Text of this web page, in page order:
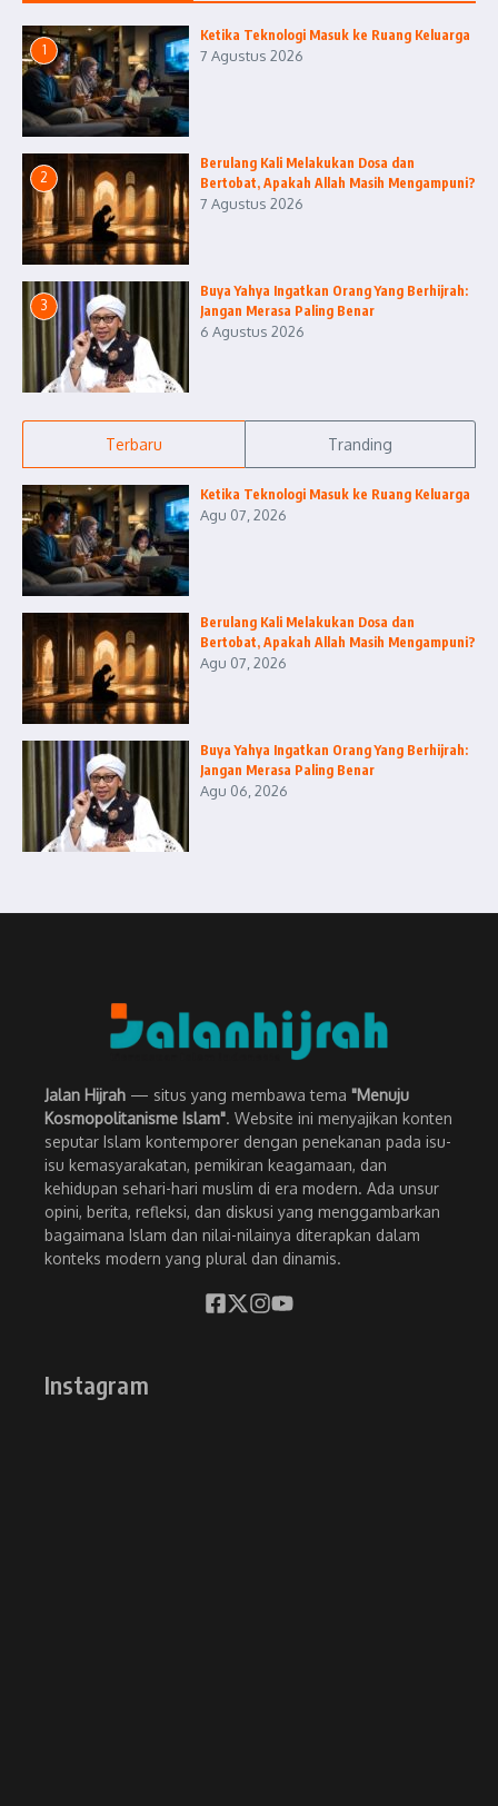
1
Ketika Teknologi Masuk ke Ruang Keluarga
7 Agustus 2026
2
Berulang Kali Melakukan Dosa dan
Bertobat, Apakah Allah Masih Mengampuni?
7 Agustus 2026
3
Buya Yahya Ingatkan Orang Yang Berhijrah:
Jangan Merasa Paling Benar
6 Agustus 2026
Terbaru Tranding
Ketika Teknologi Masuk ke Ruang Keluarga
Agu 07, 2026
Berulang Kali Melakukan Dosa dan
Bertobat, Apakah Allah Masih Mengampuni?
Agu 07, 2026
Buya Yahya Ingatkan Orang Yang Berhijrah:
Jangan Merasa Paling Benar
Agu 06, 2026
Jalan Hijrah — situs yang membawa tema "Menuju
Kosmopolitanisme Islam". Website ini menyajikan konten
seputar Islam kontemporer dengan penekanan pada isu-
isu kemasyarakatan, pemikiran keagamaan, dan
kehidupan sehari-hari muslim di era modern. Ada unsur
opini, berita, refleksi, dan diskusi yang menggambarkan
bagaimana Islam dan nilai-nilainya diterapkan dalam
konteks modern yang plural dan dinamis.
Instagram